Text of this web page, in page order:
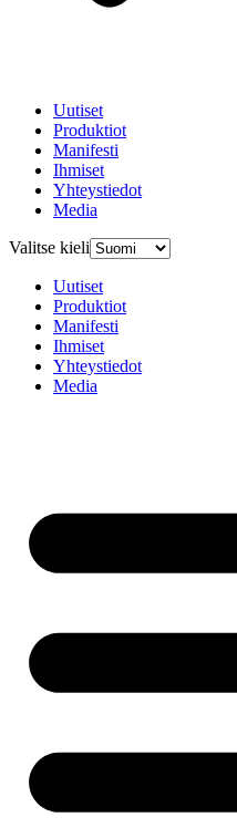
Uutiset
Produktiot
Manifesti
Ihmiset
Yhteystiedot
Media
Valitse kieli
Uutiset
Produktiot
Manifesti
Ihmiset
Yhteystiedot
Media